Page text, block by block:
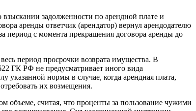
задолженности по арендной плате и
аренды ответчик (арендатор) вернул арендодателю
период с момента прекращения договора аренды до
период просрочки возврата имущества. В
ГК РФ не предусматривает иного вида
указанной нормы в случае, когда арендная плата,
их возмещения.
объеме, считая, что проценты за пользование чужими